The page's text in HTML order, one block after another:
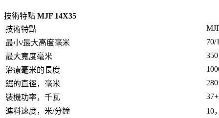
技術特點 MJF 14X35
技術特點
最小/最大高度毫米
70/
最大寬度毫米
350
治療毫米的長度
鋸的直徑，毫米
裝機功率，千瓦
進料速度，米/分鐘
10